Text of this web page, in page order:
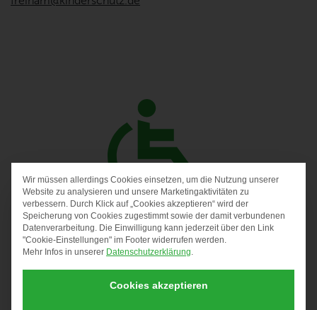
UNSERE RÄUMLICHKEITEN IM
NACHBARSCHAFTSTREFF FREIHAM I SIND
BARRIEREFREI ZUGÄNGLICH!
DATENSCHUTZ-
Wir müssen allerdings Cookies einsetzen, um die Nutzung unserer
Website zu analysieren und unsere Marketingaktivitäten zu
verbessern. Durch Klick auf „Cookies akzeptieren“ wird der
Speicherung von Cookies zugestimmt sowie der damit verbundenen
Datenverarbeitung. Die Einwilligung kann jederzeit über den Link
"Cookie-Einstellungen" im Footer widerrufen werden.
Mehr Infos in unserer Datenschutzerklärung
Cookies akzeptieren